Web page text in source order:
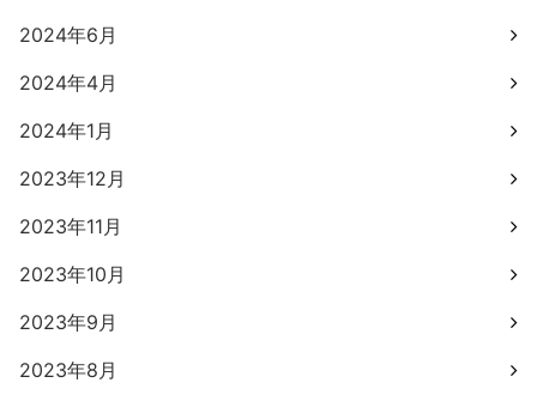
2024年6月
2024年4月
2024年1月
2023年12月
2023年11月
2023年10月
2023年9月
2023年8月